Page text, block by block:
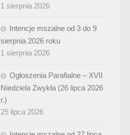
1 sierpnia 2026
Intencje mszalne od 3 do 9
sierpnia 2026 roku
1 sierpnia 2026
Ogłoszenia Parafialne – XVII
Niedziela Zwykła (26 lipca 2026
r.)
25 lipca 2026